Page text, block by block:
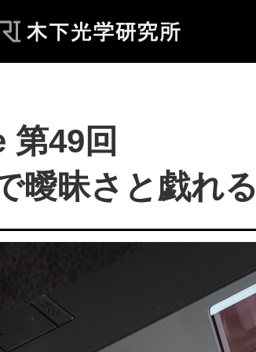
49回
曖昧さと戯れ